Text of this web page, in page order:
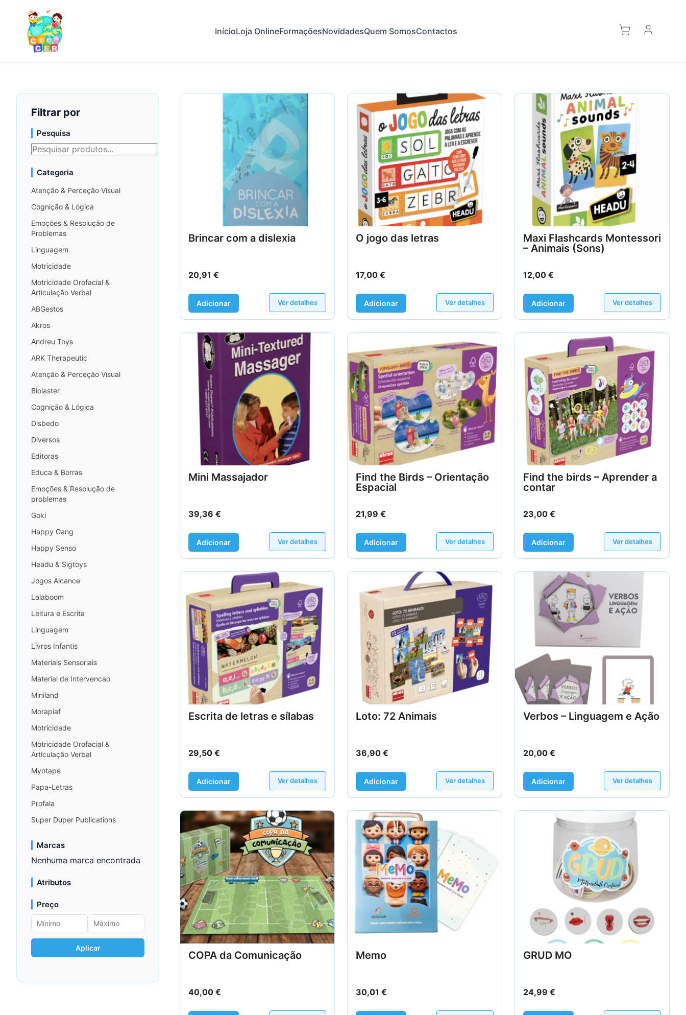
InícioLoja OnlineFormaçõesNovidadesQuem SomosContactos
Filtrar por
Pesquisa
Categoria
Atenção & Perceção Visual
Cognição & Lógica
Emoções & Resolução de
Problemas
Linguagem
Motricidade
Motricidade Orofacial &
Articulação Verbal
ABGestos
Akros
Andreu Toys
ARK Therapeutic
Atenção & Perceção Visual
Biolaster
Cognição & Lógica
Disbedo
Diversos
Editoras
Educa & Borras
Emoções & Resolução de
problemas
Goki
Happy Gang
Happy Senso
Headu & Sigtoys
Jogos Alcance
Lalaboom
Leitura e Escrita
Linguagem
Livros Infantis
Materiais Sensoriais
Material de Intervencao
Miniland
Morapiaf
Motricidade
Motricidade Orofacial &
Articulação Verbal
Myotape
Papa-Letras
Profala
Super Duper Publications
Marcas
Nenhuma marca encontrada
Atributos
Preço
Aplicar
Brincar com a dislexia
20,91 €
Adicionar Ver detalhes
O jogo das letras
17,00 €
Adicionar Ver detalhes
Maxi Flashcards Montessori
– Animais (Sons)
12,00 €
Adicionar Ver detalhes
Mini Massajador
39,36 €
Adicionar Ver detalhes
Find the Birds – Orientação
Espacial
21,99 €
Adicionar Ver detalhes
Find the birds – Aprender a
contar
23,00 €
Adicionar Ver detalhes
Escrita de letras e sílabas
29,50 €
Adicionar Ver detalhes
Loto: 72 Animais
36,90 €
Adicionar Ver detalhes
Verbos – Linguagem e Ação
20,00 €
Adicionar Ver detalhes
COPA da Comunicação
40,00 €
Memo
30,01 €
GRUD MO
24,99 €